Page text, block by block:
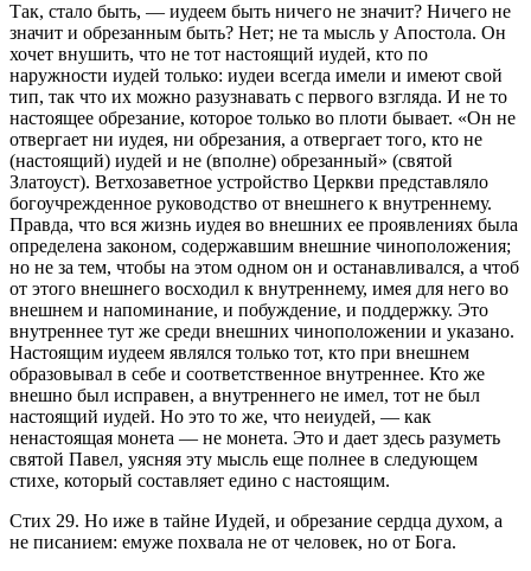
Так, стало быть, — иудеем быть ничего не значит? Ничего не
значит и обрезанным быть? Нет; не та мысль у Апостола. Он
хочет внушить, что не тот настоящий иудей, кто по
наружности иудей только: иудеи всегда имели и имеют свой
тип, так что их можно разузнавать с первого взгляда. И не то
настоящее обрезание, которое только во плоти бывает. «Он не
отвергает ни иудея, ни обрезания, а отвергает того, кто не
(настоящий) иудей и не (вполне) обрезанный» (святой
Златоуст). Ветхозаветное устройство Церкви представляло
богоучрежденное руководство от внешнего к внутреннему.
Правда, что вся жизнь иудея во внешних ее проявлениях была
определена законом, содержавшим внешние чиноположения;
но не за тем, чтобы на этом одном он и останавливался, а чтоб
от этого внешнего восходил к внутреннему, имея для него во
внешнем и напоминание, и побуждение, и поддержку. Это
внутреннее тут же среди внешних чиноположении и указано.
Настоящим иудеем являлся только тот, кто при внешнем
образовывал в себе и соответственное внутреннее. Кто же
внешно был исправен, а внутреннего не имел, тот не был
настоящий иудей. Но это то же, что неиудей, — как
ненастоящая монета — не монета. Это и дает здесь разуметь
святой Павел, уясняя эту мысль еще полнее в следующем
стихе, который составляет едино с настоящим.
Стих 29. Но иже в тайне Иудей, и обрезание сердца духом, а
не писанием: емуже похвала не от человек, но от Бога.